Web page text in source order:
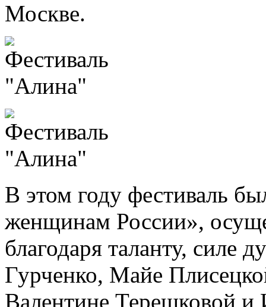
Москве.
В этом году фестиваль
женщинам России»,
благодаря таланту,
Гурченко, Майе
Валентине Терешковой